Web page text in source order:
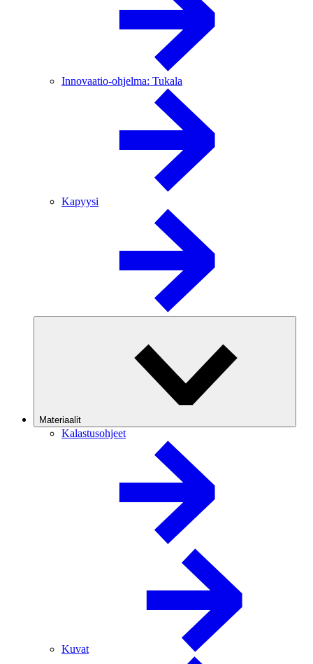
Innovaatio-ohjelma: Tukala
Kapyysi
Materiaalit
Kalastusohjeet
Kuvat